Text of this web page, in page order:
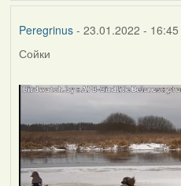
Peregrinus- 23.01.2022 - 16:45
Сойки